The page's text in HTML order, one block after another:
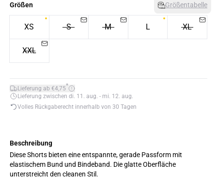
Größen Größentabelle
XS S M L XL
XXL
Lieferung ab €4,75*
Lieferung zwischen di. 11. aug. - mi. 12. aug.
Volles Rückgaberecht innerhalb von 30 Tagen
Beschreibung
Diese Shorts bieten eine entspannte, gerade Passform mit
elastischem Bund und Bindeband. Die glatte Oberfläche
unterstreicht den cleanen Stil.